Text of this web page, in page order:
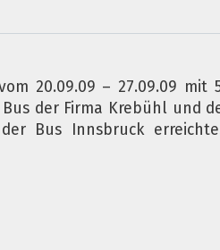
20.09.09 – 27.09.09
der Firma Krebühl und
Bus Innsbruck